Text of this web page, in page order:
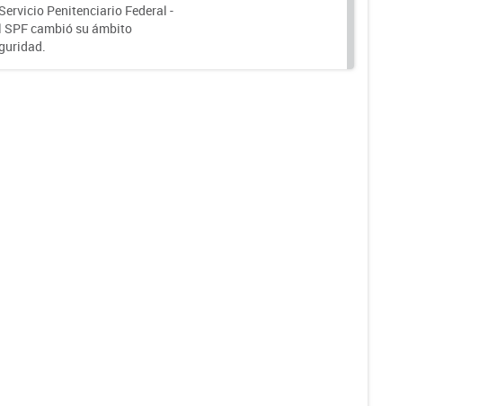
Penitenciario Federal -
SPF cambió su ámbito